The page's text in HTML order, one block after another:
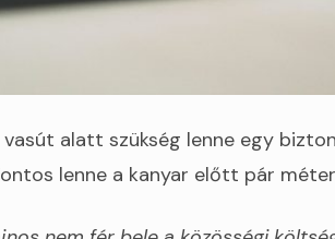
alatt szükség lenne egy
lenne a kanyar előtt pár